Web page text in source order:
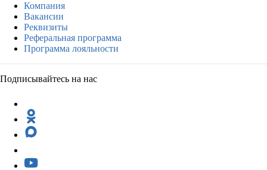
Компания
Вакансии
Реквизиты
Реферальная программа
Программа лояльности
Подписывайтесь на нас